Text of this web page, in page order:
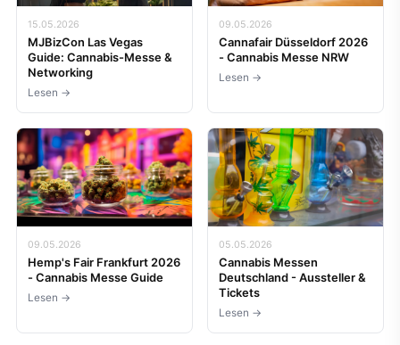
15.05.2026
MJBizCon Las Vegas
Guide: Cannabis-Messe &
Networking
Lesen →
09.05.2026
Cannafair Düsseldorf 2026
- Cannabis Messe NRW
Lesen →
09.05.2026
Hemp's Fair Frankfurt 2026
- Cannabis Messe Guide
Lesen →
05.05.2026
Cannabis Messen
Deutschland - Aussteller &
Tickets
Lesen →